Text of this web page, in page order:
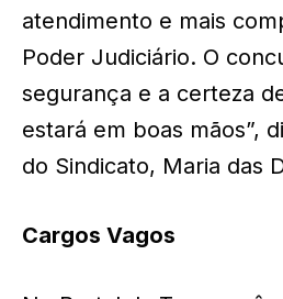
atendimento e mais
Poder Judiciário. O
segurança e a certeza
estará em boas mãos”,
do Sindicato, Maria das
Cargos Vagos